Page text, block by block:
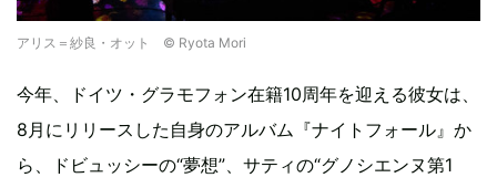
アリス＝紗良・オット © Ryota Mori
今年、ドイツ・グラモフォン在籍10周年を迎える彼女は、
8月にリリースした自身のアルバム『ナイトフォール』か
ら、ドビュッシーの“夢想”、サティの“グノシエンヌ第1